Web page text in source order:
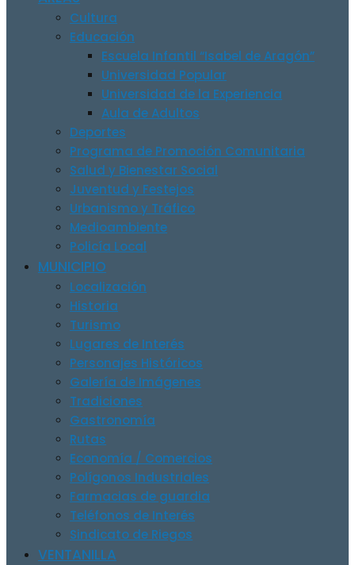
Cultura
Educación
Escuela Infantil “Isabel de Aragón”
Universidad Popular
Universidad de la Experiencia
Aula de Adultos
Deportes
Programa de Promoción Comunitaria
Salud y Bienestar Social
Juventud y Festejos
Urbanismo y Tráfico
Medioambiente
Policía Local
MUNICIPIO
Localización
Historia
Turismo
Lugares de Interés
Personajes Históricos
Galería de Imágenes
Tradiciones
Gastronomía
Rutas
Economía / Comercios
Polígonos Industriales
Farmacias de guardia
Teléfonos de Interés
Sindicato de Riegos
VENTANILLA